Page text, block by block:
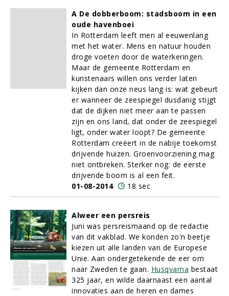
A De dobberboom: stadsboom in een
oude havenboei
In Rotterdam leeft men al eeuwenlang
met het water. Mens en natuur houden
droge voeten door de waterkeringen.
Maar de gemeente Rotterdam en
kunstenaars willen ons verder laten
kijken dan onze neus lang is: wat gebeurt
er wanneer de zeespiegel dusdanig stijgt
dat de dijken niet meer aan te passen
zijn en ons land, dat onder de zeespiegel
ligt, onder water loopt? De gemeente
Rotterdam creëert in de nabije toekomst
drijvende huizen. Groenvoorziening mag
niet ontbreken. Sterker nog: de eerste
drijvende boom is al een feit.
01-08-2014
18 sec
Alweer een persreis
Juni was persreismaand op de redactie
van dit vakblad. We konden zo'n beetje
kiezen uit alle landen van de Europese
Unie. Aan ondergetekende de eer om
naar Zweden te gaan. Husqvarna bestaat
325 jaar, en wilde daarnaast een aantal
innovaties aan de heren en dames